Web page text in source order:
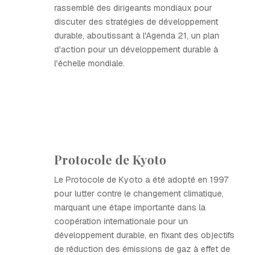
rassemblé des dirigeants mondiaux pour
discuter des stratégies de développement
durable, aboutissant à l'Agenda 21, un plan
d'action pour un développement durable à
l'échelle mondiale.
Protocole de Kyoto
Le Protocole de Kyoto a été adopté en 1997
pour lutter contre le changement climatique,
marquant une étape importante dans la
coopération internationale pour un
développement durable, en fixant des objectifs
de réduction des émissions de gaz à effet de